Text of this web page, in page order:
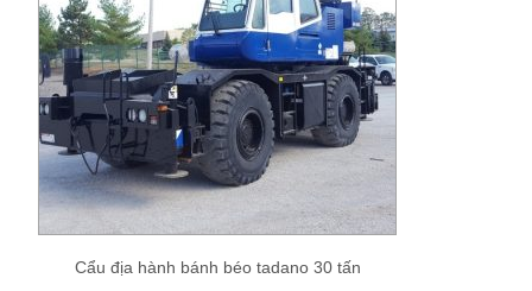
Cẩu địa hành bánh béo tadano 30 tấn